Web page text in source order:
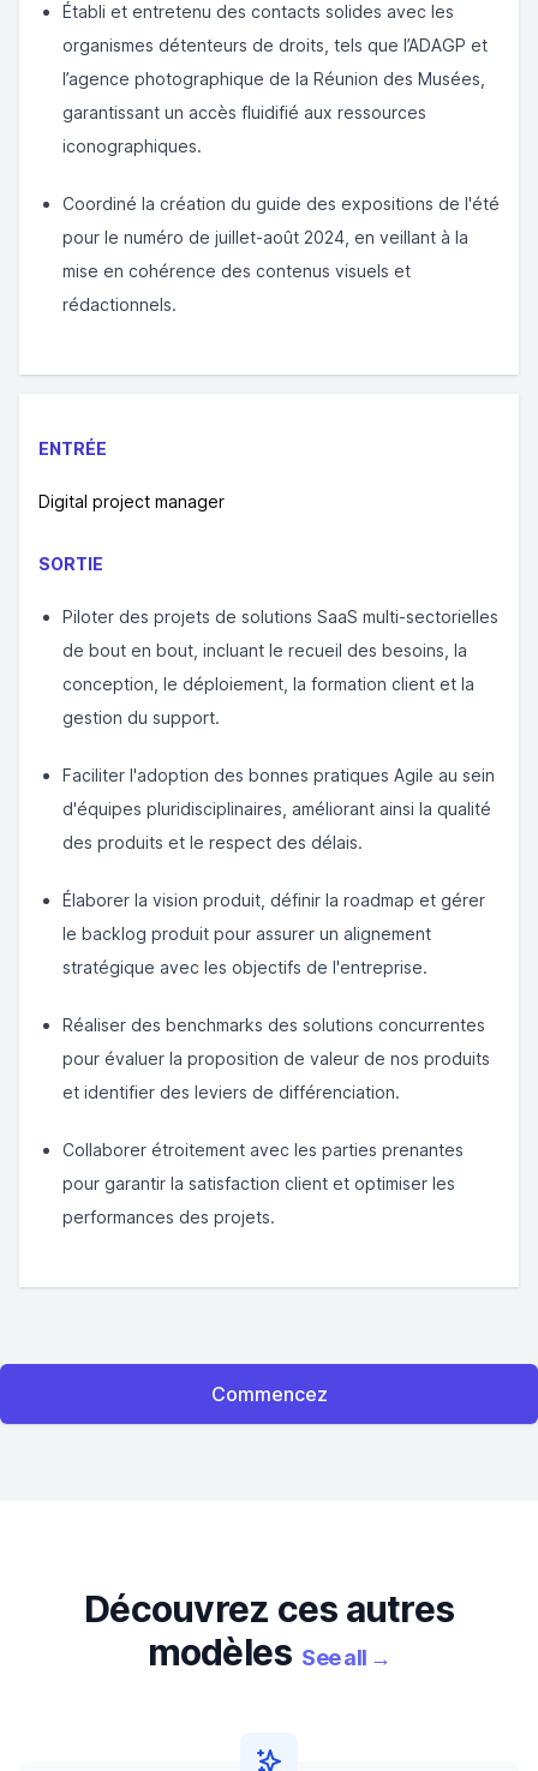
Établi et entretenu des contacts solides avec les
organismes détenteurs de droits, tels que l’ADAGP et
l’agence photographique de la Réunion des Musées,
garantissant un accès fluidifié aux ressources
iconographiques.
Coordiné la création du guide des expositions de l'été
pour le numéro de juillet-août 2024, en veillant à la
mise en cohérence des contenus visuels et
rédactionnels.
ENTRÉE
Digital project manager
SORTIE
Piloter des projets de solutions SaaS multi-sectorielles
de bout en bout, incluant le recueil des besoins, la
conception, le déploiement, la formation client et la
gestion du support.
Faciliter l'adoption des bonnes pratiques Agile au sein
d'équipes pluridisciplinaires, améliorant ainsi la qualité
des produits et le respect des délais.
Élaborer la vision produit, définir la roadmap et gérer
le backlog produit pour assurer un alignement
stratégique avec les objectifs de l'entreprise.
Réaliser des benchmarks des solutions concurrentes
pour évaluer la proposition de valeur de nos produits
et identifier des leviers de différenciation.
Collaborer étroitement avec les parties prenantes
pour garantir la satisfaction client et optimiser les
performances des projets.
Commencez
Découvrez ces autres
modèles See all →